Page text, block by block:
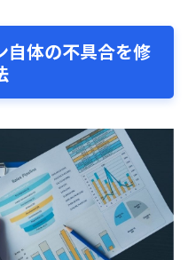
自体の不具合を修